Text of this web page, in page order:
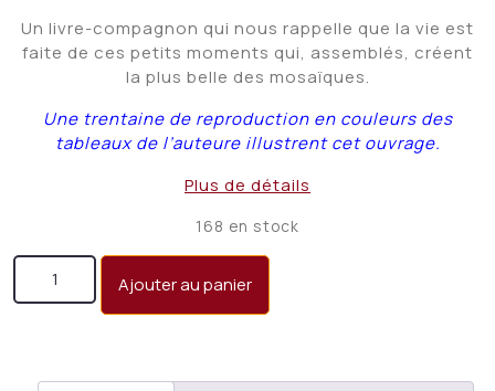
Un livre-compagnon qui nous rappelle que la vie est
faite de ces petits moments qui, assemblés, créent
la plus belle des mosaïques.
Une trentaine de reproduction en couleurs des
tableaux de l’auteure illustrent cet ouvrage.
Plus de détails
168 en stock
quantité de Pépites de vie
Ajouter au panier